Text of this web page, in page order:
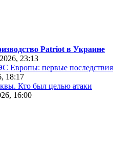
Patriot в Украине
23:13
Европы: первые последствия
18:17
Кто был целью атаки
16:00